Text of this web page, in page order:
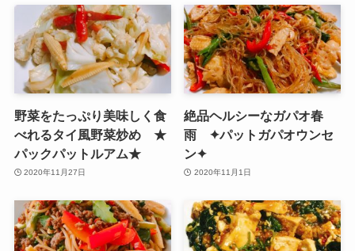
野菜をたっぷり美味しく食
べれるタイ風野菜炒め ★
パックパットルアム★
2020年11月27日
絶品ヘルシーなガパオ春
雨 ✦パットガパオウンセ
ン✦
2020年11月1日